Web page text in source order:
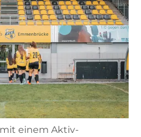
einem Aktiv-